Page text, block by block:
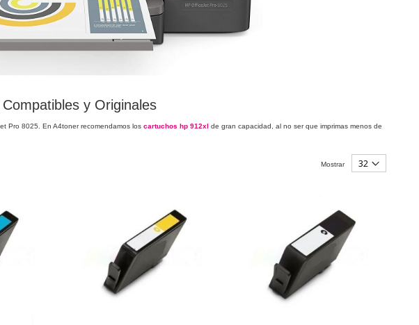
y Originales
Pro 8025. En A4toner recomendamos los cartuchos hp 912xl de gran capacidad, al no ser que imprimas menos de
Mostrar